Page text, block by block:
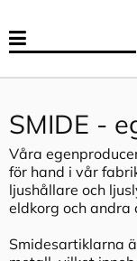
SMIDE -
Våra
för hand i vår
ljushållare och
eldkorg och andra
Smidesartiklarna